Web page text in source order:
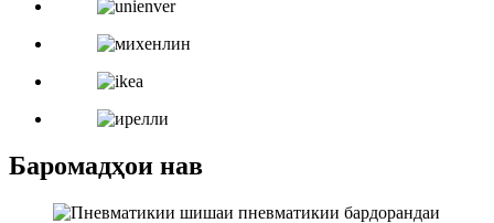
Баромадҳои нав